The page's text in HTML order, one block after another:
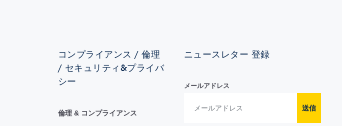
コンプライアンス / 倫理
/ セキュリティ&プライバ
シー
倫理 & コンプライアンス
ニュースレター 登録
メールアドレス
送信